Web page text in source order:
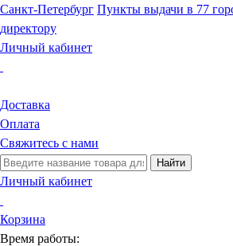
Санкт-Петербург Пункты выдачи в 77
директору
Личный кабинет
Доставка
Оплата
Свяжитесь с нами
Найти
Личный кабинет
Корзина
Время работы: